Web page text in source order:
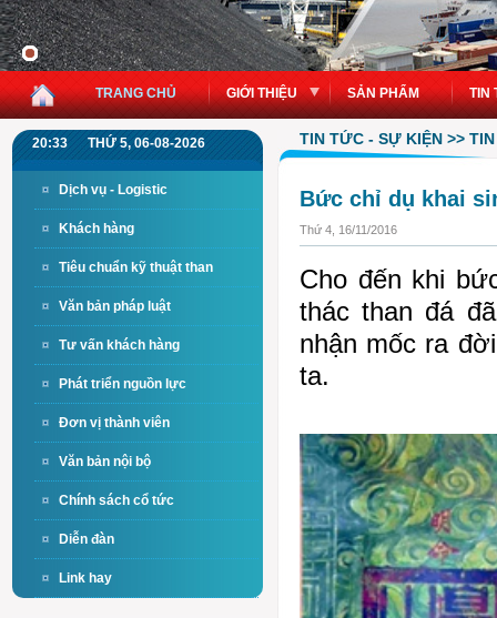
TRANG CHỦ GIỚI THIỆU SẢN PHẨM TIN
20:33 THỨ 5, 06-08-2026
Dịch vụ - Logistic
Khách hàng
Tiêu chuẩn kỹ thuật than
Văn bản pháp luật
Tư vấn khách hàng
Phát triển nguồn lực
Đơn vị thành viên
Văn bản nội bộ
Chính sách cổ tức
Diễn đàn
Link hay
TIN TỨC - SỰ KIỆN >>
Bức chỉ dụ khai
Thứ 4, 16/11/2016
Cho đến khi
thác than đá
nhận mốc ra
ta.